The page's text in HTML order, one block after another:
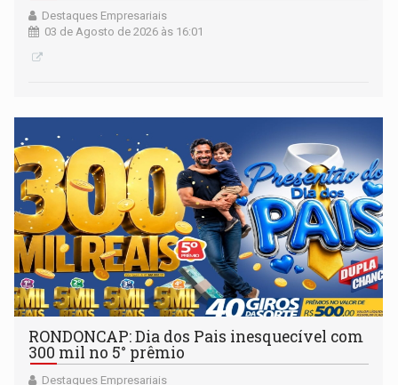
Destaques Empresariais
03 de Agosto de 2026 às 16:01
RONDONCAP: Dia dos Pais inesquecível com
300 mil no 5° prêmio
Destaques Empresariais